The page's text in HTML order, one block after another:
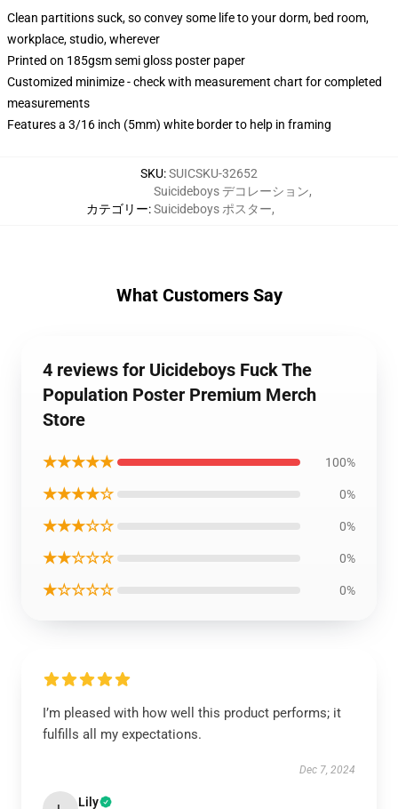
Clean partitions suck, so convey some life to your dorm, bed room,
workplace, studio, wherever
Printed on 185gsm semi gloss poster paper
Customized minimize - check with measurement chart for completed
measurements
Features a 3/16 inch (5mm) white border to help in framing
SKU:SUICSKU-32652
カテゴリー:
Suicideboys デコレーション,
Suicideboys ポスター,
What Customers Say
4 reviews for Uicideboys Fuck The
Population Poster Premium Merch
Store
★★★★★ 100%
★★★★☆ 0%
★★★☆☆ 0%
★★☆☆☆ 0%
★☆☆☆☆ 0%
I’m pleased with how well this product performs; it
fulfills all my expectations.
Dec 7, 2024
Lily